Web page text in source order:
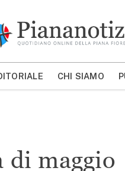
MOSTRA/NASCONDI
CHI SIAMO
di maggio